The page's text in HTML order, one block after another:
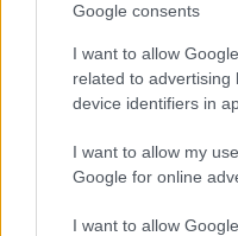
Google consents
I want to allow
related to advertising
device identifiers in
I want to allow my
Google for online
I want to allow
Ο Νικόλας Γεωργιακώδης
trainer, με εμπειρία στη
προπονητική.
Μέσων Μαζικής
Καποδιστριακού